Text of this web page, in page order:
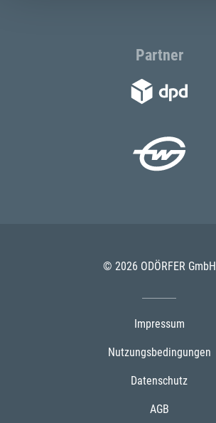
Partner
© 2026 ODÖRFER GmbH
Impressum
Nutzungsbedingungen
Datenschutz
AGB